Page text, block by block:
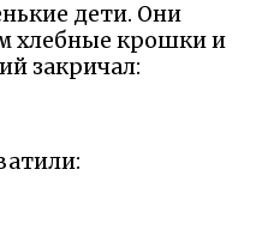
дети. Они
хлебные крошки и
закричал: